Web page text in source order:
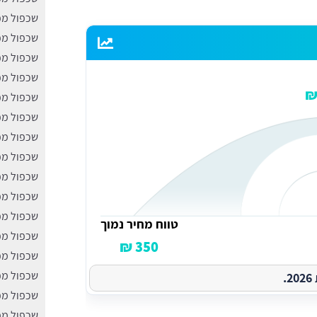
טווח מחיר נמוך
350 ₪
שכפול
שכפול
שכפול
שכפול
שכפול
שכפול
שכפול
שכפול
שכפול
שכפול
שכפול
שכפול
שכפול
שכפול
שכפול